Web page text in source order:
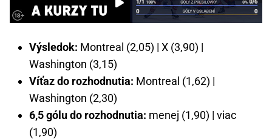
Výsledok: Montreal (2,05) | X (3,90) |
Washington (3,15)
Víťaz do rozhodnutia: Montreal (1,62) |
Washington (2,30)
6,5 gólu do rozhodnutia: menej (1,90) | viac
(1,90)